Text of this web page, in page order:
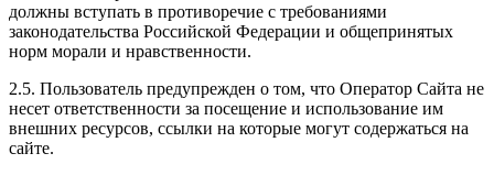
должны вступать в противоречие с требованиями
законодательства Российской Федерации и общепринятых
норм морали и нравственности.
2.5. Пользователь предупрежден о том, что Оператор Сайта не
несет ответственности за посещение и использование им
внешних ресурсов, ссылки на которые могут содержаться на
сайте.